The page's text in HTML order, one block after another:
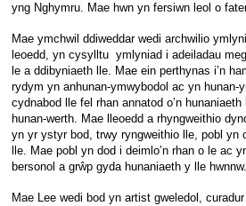
yng Nghymru. Mae hwn yn fersiwn leol o
Mae ymchwil ddiweddar wedi archwilio
leoedd, yn cysylltu ymlyniad i adeiladau
le a ddibyniaeth lle. Mae ein perthynas i’n
rydym yn anhunan-ymwybodol ac yn hunan-
cydnabod lle fel rhan annatod o’n
hunan-werth. Mae lleoedd a rhyngweithio
yn yr ystyr bod, trwy ryngweithio lle, pobl yn
lle. Mae pobl yn dod i deimlo’n rhan o le ac
bersonol a grŵp gyda hunaniaeth y lle hwnnw.
Mae Lee wedi bod yn artist gweledol,